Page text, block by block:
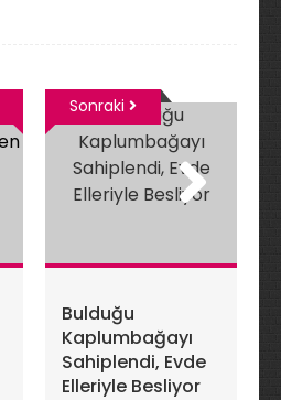
Bulduğu
Kaplumbağayı
Sahiplendi, Evde
Elleriyle Besliyor
Sonraki